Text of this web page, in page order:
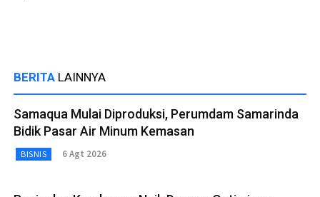
BERITA LAINNYA
Samaqua Mulai Diproduksi, Perumdam Samarinda
Bidik Pasar Air Minum Kemasan
BISNIS 6 Agt 2026